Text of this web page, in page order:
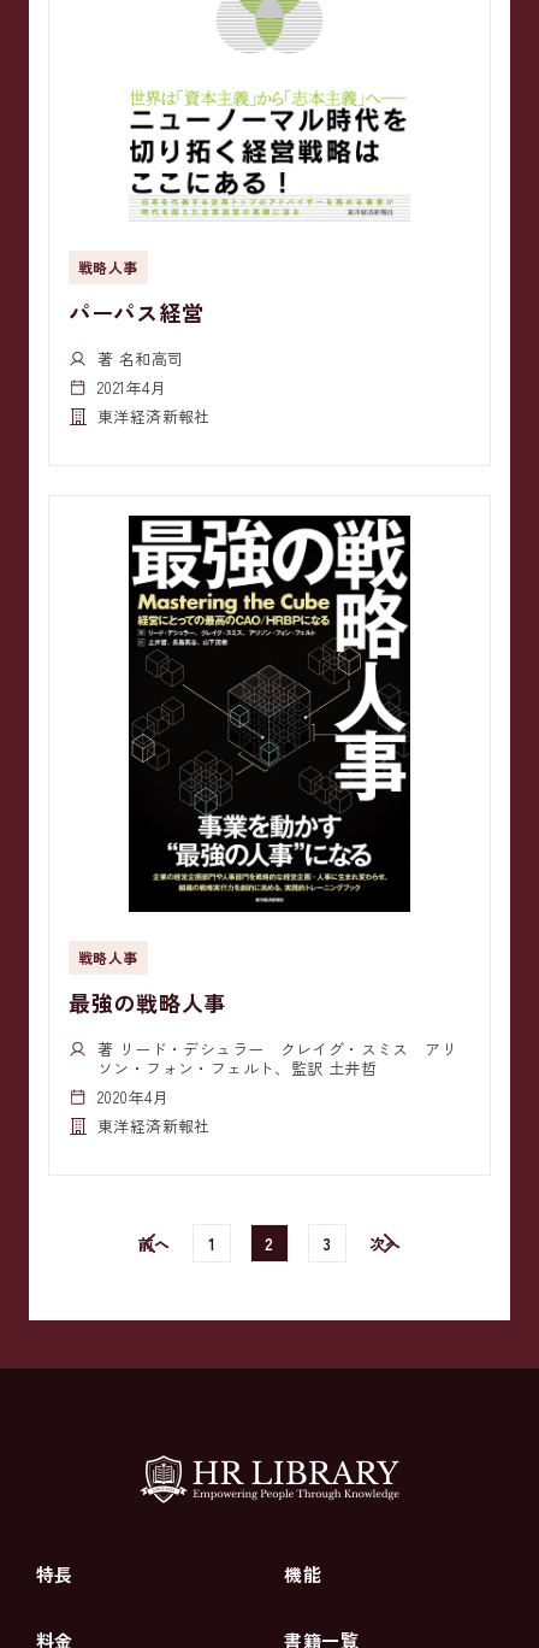
戦略人事
パーパス経営
著 名和高司
2021年4月
東洋経済新報社
戦略人事
最強の戦略人事
著 リード・デシュラー クレイグ・スミス アリ
ソン・フォン・フェルト、監訳 土井哲
2020年4月
東洋経済新報社
前へ 1 2 3 次へ
特長 機能
料金 書籍一覧